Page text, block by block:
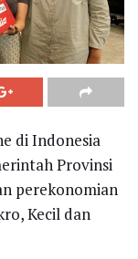
di Indonesia
Provinsi
perekonomian
Kecil dan